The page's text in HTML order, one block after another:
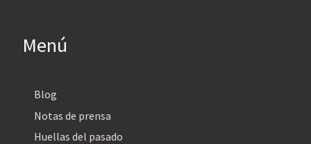
Menú
Blog
Notas de prensa
Huellas del pasado